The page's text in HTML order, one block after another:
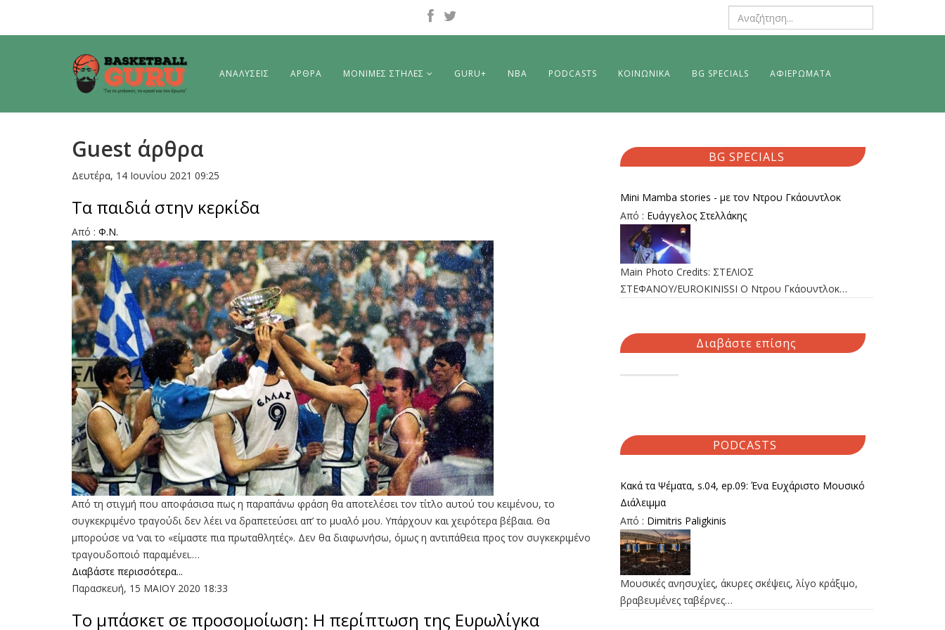
ΑΝΑΛΥΣΕΙΣ ΑΡΘΡΑ ΜΟΝΙΜΕΣ ΣΤΗΛΕΣ GURU+ NBA PODCASTS ΚΟΙΝΩΝΙΚΑ BG SPECIALS ΑΦΙΕΡΩΜΑΤΑ
Guest άρθρα
Δευτέρα, 14 Ιουνίου 2021 09:25
Τα παιδιά στην κερκίδα
Aπό : Φ.Ν.
Από τη στιγμή που αποφάσισα πως η παραπάνω φράση θα αποτελέσει τον τίτλο αυτού του κειμένου, το
συγκεκριμένο τραγούδι δεν λέει να δραπετεύσει απ’ το μυαλό μου. Υπάρχουν και χειρότερα βέβαια. Θα
μπορούσε να ‘ναι το «είμαστε πια πρωταθλητές». Δεν θα διαφωνήσω, όμως η αντιπάθεια προς τον συγκεκριμένο
τραγουδοποιό παραμένει.…
Διαβάστε περισσότερα...
Παρασκευή, 15 ΜΑΙΟΥ 2020 18:33
Το μπάσκετ σε προσομοίωση: Η περίπτωση της Ευρωλίγκα
BG SPECIALS
Mini Mamba stories - με τον Ντρου Γκάουντλοκ
Από : Ευάγγελος Στελλάκης
Main Photo Credits: ΣΤΕΛΙΟΣ
ΣΤΕΦΑΝΟΥ/EUROKINISSI Ο Ντρου Γκάουντλοκ…
Διαβάστε επίσης
PODCASTS
Κακά τα Ψέματα, s.04, ep.09: Ένα Ευχάριστο Μουσικό
Διάλειμμα
Από : Dimitris Paligkinis
Μουσικές ανησυχίες, άκυρες σκέψεις, λίγο κράξιμο,
βραβευμένες ταβέρνες…